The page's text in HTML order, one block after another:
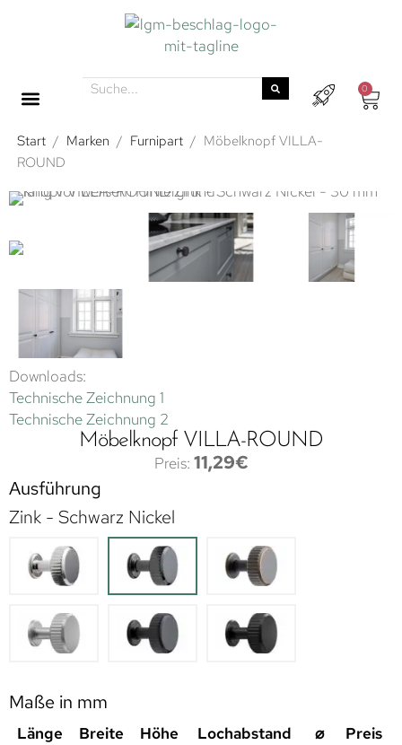
0
Start / Marken / Furnipart / Möbelknopf VILLA-
ROUND
Downloads:
Technische Zeichnung 1
Technische Zeichnung 2
Möbelknopf VILLA-ROUND
11,29€
Ausführung
Zink - Schwarz Nickel
Maße in mm
Länge Breite Höhe Lochabstand ⌀
Preis